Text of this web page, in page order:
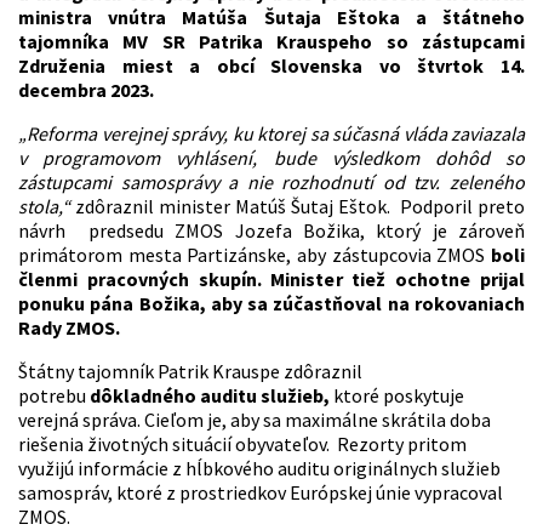
ministra vnútra Matúša Šutaja Eštoka a štátneho
tajomníka MV SR Patrika Krauspeho so zástupcami
Združenia miest a obcí Slovenska vo štvrtok 14.
decembra 2023.
„Reforma verejnej správy, ku ktorej sa súčasná vláda zaviazala
v programovom vyhlásení, bude výsledkom dohôd so
zástupcami samosprávy a nie rozhodnutí od tzv. zeleného
stola,“zdôraznil minister Matúš Šutaj Eštok. Podporil preto
návrh predsedu ZMOS Jozefa Božika, ktorý je zároveň
primátorom mesta Partizánske, aby zástupcovia ZMOS boli
členmi pracovných skupín. Minister tiež ochotne prijal
ponuku pána Božika, aby sa zúčastňoval na rokovaniach
Rady ZMOS.
Štátny tajomník Patrik Krauspe zdôraznil
potrebu dôkladného auditu služieb, ktoré poskytuje
verejná správa. Cieľom je, aby sa maximálne skrátila doba
riešenia životných situácií obyvateľov. Rezorty pritom
využijú informácie z hĺbkového auditu originálnych služieb
samospráv, ktoré z prostriedkov Európskej únie vypracoval
ZMOS.